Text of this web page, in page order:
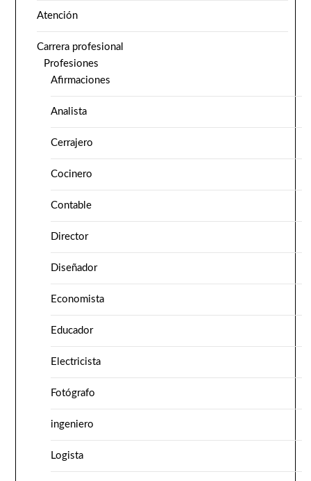
Atención
Carrera profesional
Profesiones
Afirmaciones
Analista
Cerrajero
Cocinero
Contable
Director
Diseñador
Economista
Educador
Electricista
Fotógrafo
ingeniero
Logista